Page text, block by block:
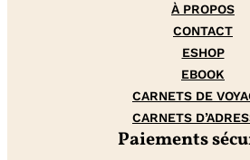
À PROPOS
CONTACT
ESHOP
EBOOK
CARNETS DE
CARNETS
Paiements